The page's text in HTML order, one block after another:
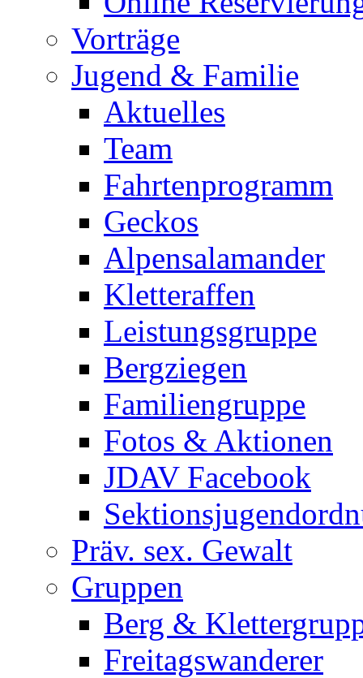
Vorträge
Jugend & Familie
Aktuelles
Team
Fahrtenprogramm
Geckos
Alpensalamander
Kletteraffen
Leistungsgruppe
Bergziegen
Familiengruppe
Fotos & Aktionen
JDAV Facebook
Präv. sex. Gewalt
Gruppen
Berg &
Freitagswanderer